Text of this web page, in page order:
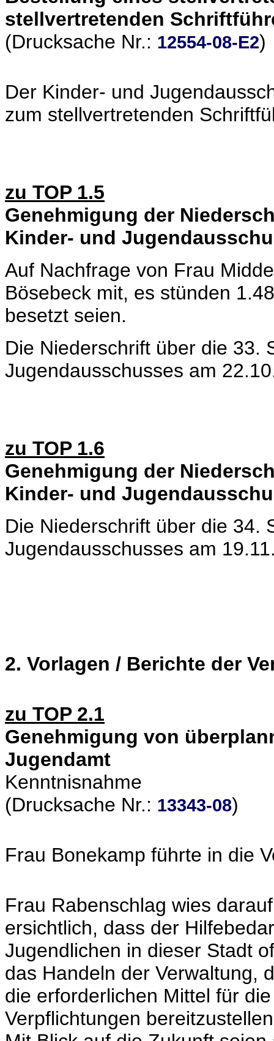
stellvertretenden
(Drucksache Nr.: 12554-08-E2)
Der Kinder- und
zum stellvertretenden
zu TOP 1.5
Genehmigung der
Kinder- und
Auf Nachfrage von Frau
Bösebeck mit, es stünden
besetzt seien.
Die Niederschrift über die 33.
Jugendausschusses am
zu TOP 1.6
Genehmigung der
Kinder- und
Die Niederschrift über die 34.
Jugendausschusses am
2. Vorlagen / Berichte der
zu TOP 2.1
Genehmigung von
Jugendamt
Kenntnisnahme
(Drucksache Nr.: 13343-08)
Frau Bonekamp führte in die
Frau Rabenschlag wies
ersichtlich, dass der
Jugendlichen in dieser Stadt
das Handeln der Verwaltung,
die erforderlichen Mittel für
Verpflichtungen